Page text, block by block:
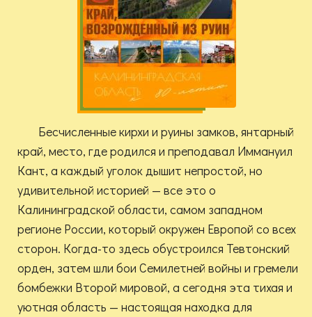
Бесчисленные кирхи и руины замков, янтарный
край, место, где родился и преподавал Иммануил
Кант, а каждый уголок дышит непростой, но
удивительной историей — все это о
Калининградской области, самом западном
регионе России, который окружен Европой со всех
сторон. Когда-то здесь обустроился Тевтонский
орден, затем шли бои Семилетней войны и гремели
бомбежки Второй мировой, а сегодня эта тихая и
уютная область — настоящая находка для